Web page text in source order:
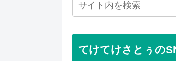
てけてけさとぅの